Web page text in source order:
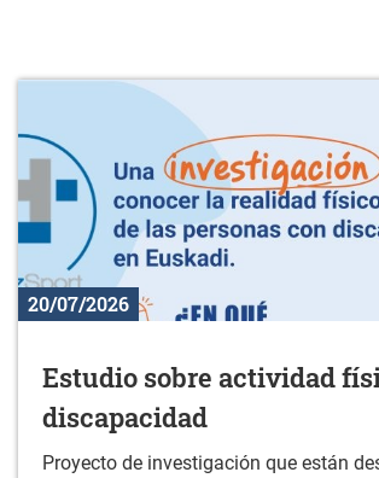
20/07/2026
Estudio sobre actividad
discapacidad
Proyecto de investigación que están